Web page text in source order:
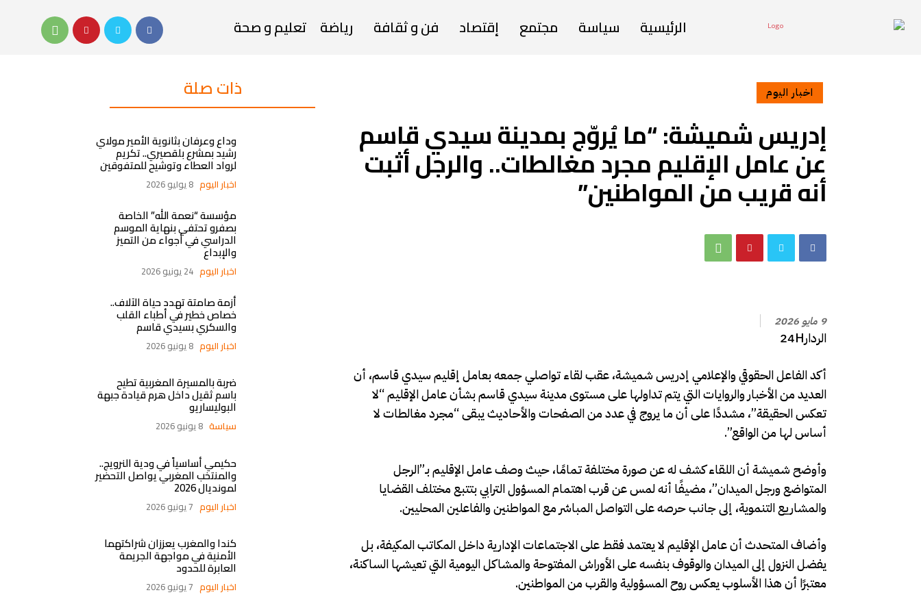
الرئيسية سياسة مجتمع إقتصاد فن و ثقافة رياضة تعليم و صحة
ذات صلة
وداع وعرفان بثانوية الأمير مولاي
رشيد بمشرع بلقصيري.. تكريم
لرواد العطاء وتوشيح للمتفوقين
اخبار اليوم 8 يوليو 2026
مؤسسة “نعمة الله” الخاصة
بصفرو تحتفي بنهاية الموسم
الدراسي في أجواء من التميز
والإبداع
اخبار اليوم 24 يونيو 2026
أزمة صامتة تهدد حياة الآلاف..
خصاص خطير في أطباء القلب
والسكري بسيدي قاسم
اخبار اليوم 8 يونيو 2026
ضربة بالمسيرة المغربية تطيح
باسم ثقيل داخل هرم قيادة جبهة
البوليساريو
سياسة 8 يونيو 2026
حكيمي أساسياً في ودية النرويج..
والمنتخب المغربي يواصل التحضير
لمونديال 2026
اخبار اليوم 7 يونيو 2026
كندا والمغرب يعززان شراكتهما
الأمنية في مواجهة الجريمة
العابرة للحدود
اخبار اليوم 7 يونيو 2026
اخبار اليوم
إدريس شميشة: “ما يُروّج بمدينة سيدي قاسم
عن عامل الإقليم مجرد مغالطات.. والرجل أثبت
أنه قريب من المواطنين”
9 مايو 2026
الردار24H
أكد الفاعل الحقوقي والإعلامي إدريس شميشة، عقب لقاء تواصلي جمعه بعامل إقليم سيدي قاسم، أن
العديد من الأخبار والروايات التي يتم تداولها على مستوى مدينة سيدي قاسم بشأن عامل الإقليم “لا
تعكس الحقيقة”، مشددًا على أن ما يروج في عدد من الصفحات والأحاديث يبقى “مجرد مغالطات لا
أساس لها من الواقع”.
وأوضح شميشة أن اللقاء كشف له عن صورة مختلفة تمامًا، حيث وصف عامل الإقليم بـ”الرجل
المتواضع ورجل الميدان”، مضيفًا أنه لمس عن قرب اهتمام المسؤول الترابي بتتبع مختلف القضايا
والمشاريع التنموية، إلى جانب حرصه على التواصل المباشر مع المواطنين والفاعلين المحليين.
وأضاف المتحدث أن عامل الإقليم لا يعتمد فقط على الاجتماعات الإدارية داخل المكاتب المكيفة، بل
يفضل النزول إلى الميدان والوقوف بنفسه على الأوراش المفتوحة والمشاكل اليومية التي تعيشها الساكنة،
معتبرًا أن هذا الأسلوب يعكس روح المسؤولية والقرب من المواطنين.